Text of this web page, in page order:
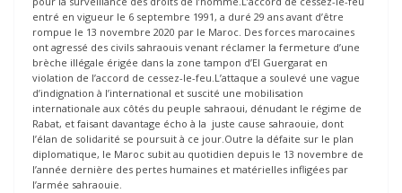
entré en vigueur le 6 septembre 1991, a duré 29 ans avant d’être
rompue le 13 novembre 2020 par le Maroc. Des forces marocaines
ont agressé des civils sahraouis venant réclamer la fermeture d’une
brèche illégale érigée dans la zone tampon d’El Guergarat en
violation de l’accord de cessez-le-feu.L’attaque a soulevé une vague
d’indignation à l’international et suscité une mobilisation
internationale aux côtés du peuple sahraoui, dénudant le régime de
Rabat, et faisant davantage écho à la juste cause sahraouie, dont
l’élan de solidarité se poursuit à ce jour.Outre la défaite sur le plan
diplomatique, le Maroc subit au quotidien depuis le 13 novembre de
l’année dernière des pertes humaines et matérielles infligées par
l’armée sahraouie.